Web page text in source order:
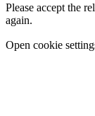
Please accept the
again.
Open cookie